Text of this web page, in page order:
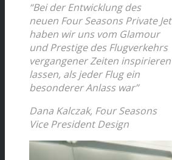
“Bei der Entwicklung des
neuen Four Seasons Private Jet
haben wir uns vom Glamour
und Prestige des Flugverkehrs
vergangener Zeiten inspirieren
lassen, als jeder Flug ein
besonderer Anlass war”
Dana Kalczak, Four Seasons
Vice President Design